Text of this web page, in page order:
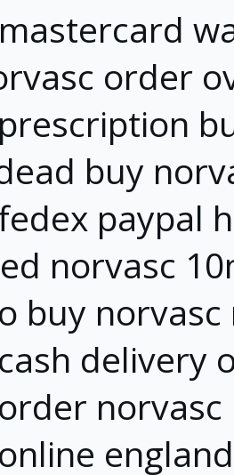
order
buy
paypal
norvasc
buy
delivery